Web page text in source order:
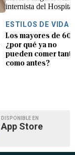
ESTILOS DE VIDA
Los mayores de 60:
¿por qué ya no
pueden comer
como antes?
DISPONIBLE EN
App Store